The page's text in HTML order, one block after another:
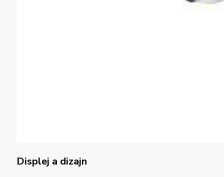
Displej a dizajn